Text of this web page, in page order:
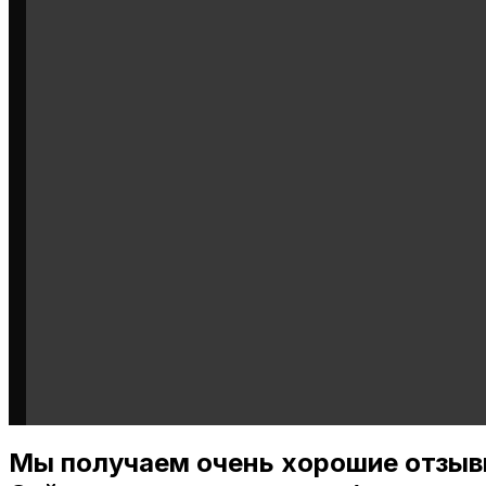
Мы получаем очень хорошие